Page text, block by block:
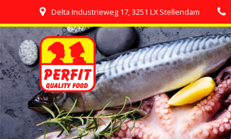
to
content
Delta Industrieweg 17, 3251 LX Stellendam